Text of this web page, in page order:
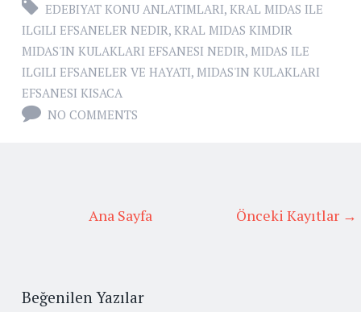
EDEBIYAT KONU ANLATIMLARI, KRAL MIDAS ILE
ILGILI EFSANELER NEDIR, KRAL MIDAS KIMDIR
MIDAS'IN KULAKLARI EFSANESI NEDIR, MIDAS ILE
ILGILI EFSANELER VE HAYATI, MIDAS'IN KULAKLARI
EFSANESI KISACA
NO COMMENTS
Önceki Kayıtlar →
Ana Sayfa
Beğenilen Yazılar